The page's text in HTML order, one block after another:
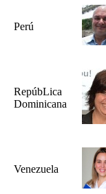
Perú
RepúbLica
Dominicana
Venezuela